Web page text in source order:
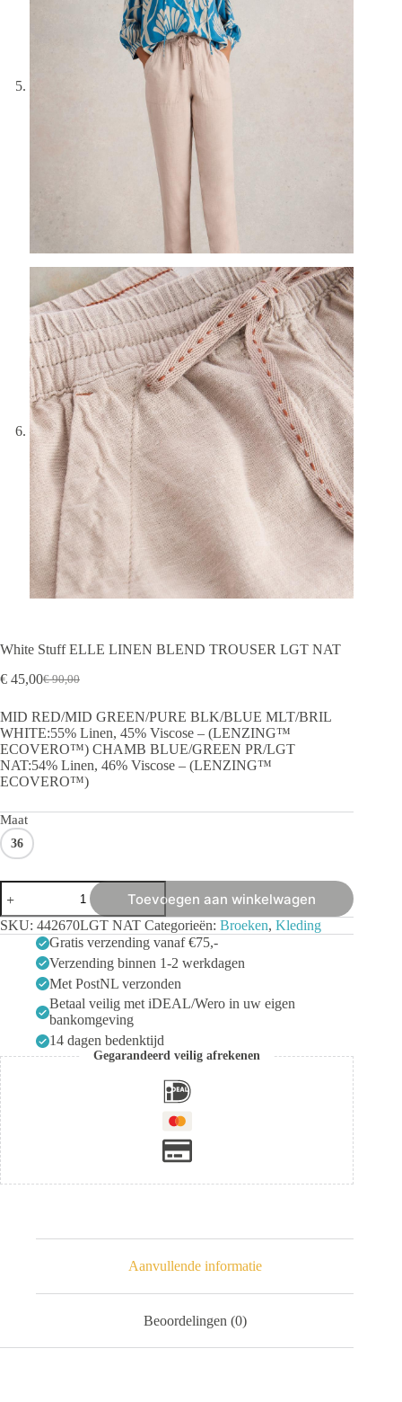
White Stuff ELLE LINEN BLEND TROUSER LGT NAT
€90,00
Oorspronkelijke
was:
€ 90,00.
€ 45,00Huidige
is:
€ 45,00.
MID RED/MID GREEN/PURE BLK/BLUE MLT/BRIL
WHITE:55% Linen, 45% Viscose – (LENZING™
ECOVERO™) CHAMB BLUE/GREEN PR/LGT
NAT:54% Linen, 46% Viscose – (LENZING™
ECOVERO™)
Maat
36
White
Stuff
ELLE
LINEN
BLEND
TROUSER
Toevoegen aan winkelwagen
SKU: 442670LGT NAT Categorieën: Broeken, Kleding
Gratis verzending vanaf €75,-
Verzending binnen 1-2 werkdagen
Met PostNL verzonden
Betaal veilig met iDEAL/Wero in uw eigen
bankomgeving
14 dagen bedenktijd
Gegarandeerd veilig afrekenen
Aanvullende informatie
Beoordelingen (0)